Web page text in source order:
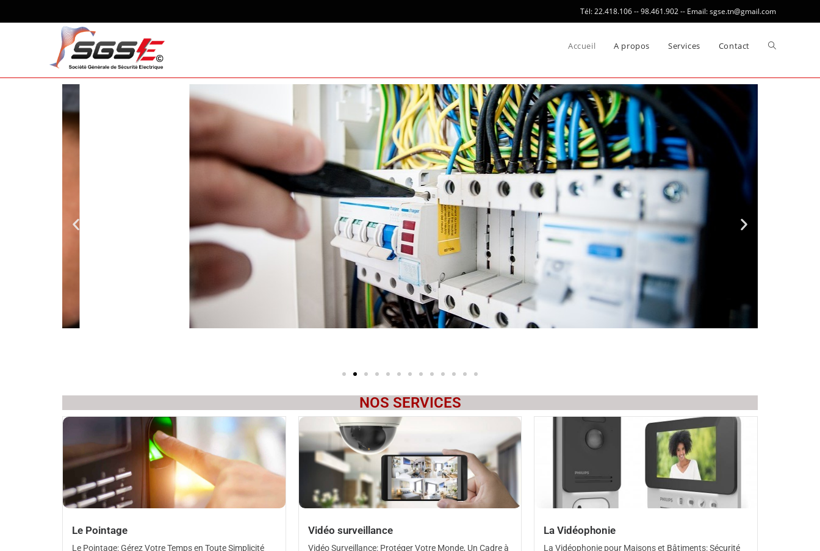
Tél: 22.418.106 -- 98.461.902 -- Email: sgse.tn@gmail.com
Accueil A propos Services Contact
NOS SERVICES
Le Pointage
Le Pointage: Gérez Votre Temps en Toute Simplicité
Vidéo surveillance
Vidéo Surveillance: Protéger Votre Monde, Un Cadre à
La Vidéophonie
La Vidéophonie pour Maisons et Bâtiments: Sécurité